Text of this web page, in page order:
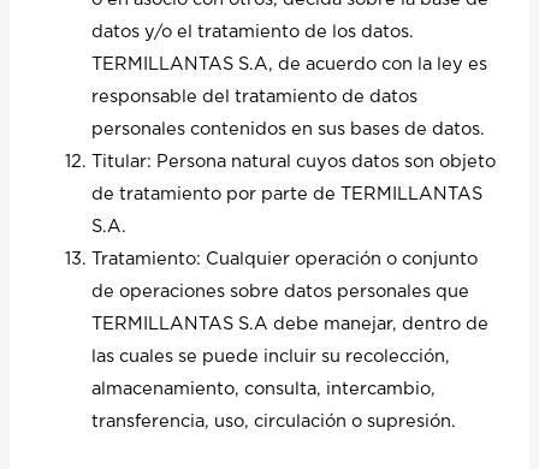
datos y/o el tratamiento de los datos.
TERMILLANTAS S.A, de acuerdo con la ley es
responsable del tratamiento de datos
personales contenidos en sus bases de datos.
Titular: Persona natural cuyos datos son objeto
de tratamiento por parte de TERMILLANTAS
S.A.
Tratamiento: Cualquier operación o conjunto
de operaciones sobre datos personales que
TERMILLANTAS S.A debe manejar, dentro de
las cuales se puede incluir su recolección,
almacenamiento, consulta, intercambio,
transferencia, uso, circulación o supresión.